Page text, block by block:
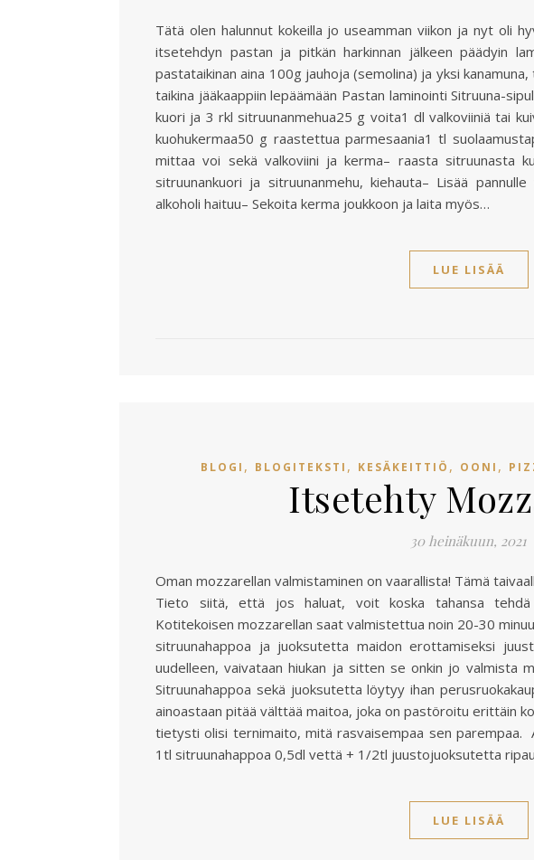
Tätä olen halunnut kokeilla jo useamman viikon ja nyt oli
itsetehdyn pastan ja pitkän harkinnan jälkeen päädyin
pastataikinan aina 100g jauhoja (semolina) ja yksi
taikina jääkaappiin lepäämään Pastan laminointi Sitruuna-
kuori ja 3 rkl sitruunanmehua25 g voita1 dl valkoviiniä tai
kuohukermaa50 g raastettua parmesaania1 tl
mittaa voi sekä valkoviini ja kerma– raasta sitruunasta
sitruunankuori ja sitruunanmehu, kiehauta– Lisää
alkoholi haituu– Sekoita kerma joukkoon ja laita myös…
LUE LISÄÄ
BLOGI , BLOGITEKSTI , KESÄKEITTIÖ , OONI ,
Itsetehty
30 heinäkuun, 2021
Oman mozzarellan valmistaminen on vaarallista! Tämä
Tieto siitä, että jos haluat, voit koska tahansa tehdä
Kotitekoisen mozzarellan saat valmistettua noin 20-30
sitruunahappoa ja juoksutetta maidon erottamiseksi
uudelleen, vaivataan hiukan ja sitten se onkin jo valmista
Sitruunahappoa sekä juoksutetta löytyy ihan
ainoastaan pitää välttää maitoa, joka on pastöroitu erittäin
tietysti olisi ternimaito, mitä rasvaisempaa sen parempaa.
1tl sitruunahappoa 0,5dl vettä + 1/2tl juustojuoksutetta
LUE LISÄÄ